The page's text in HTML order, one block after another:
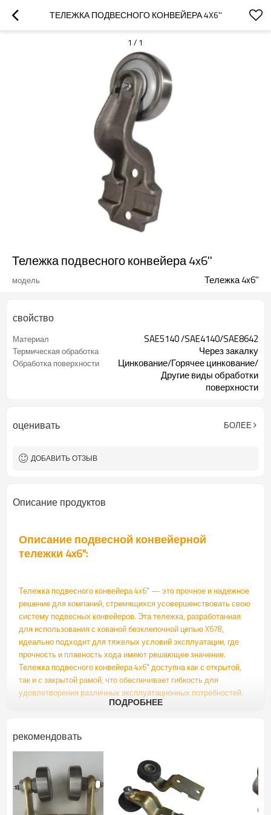
ТЕЛЕЖКА ПОДВЕСНОГО КОНВЕЙЕРА 4X6''
1 / 1
Тележка подвесного конвейера 4x6''
модель Тележка 4x6''
свойство
Материал SAE5140 /SAE4140/SAE8642
Термическая обработка Через закалку
Обработка поверхности
Цинкование/Горячее цинкование/
Другие виды обработки
поверхности
оценивать БОЛЕЕ
ДОБАВИТЬ ОТЗЫВ
Описание продуктов
Описание подвесной конвейерной
тележки 4x6'':
Тележка подвесного конвейера 4x6" — это прочное и надежное
решение для компаний, стремящихся усовершенствовать свою
систему подвесных конвейеров. Эта тележка, разработанная
для использования с кованой безклепочной цепью X678,
идеально подходит для тяжелых условий эксплуатации, где
прочность и плавность хода имеют решающее значение.
Тележка подвесного конвейера 4x6" доступна как с открытой,
так и с закрытой рамой, что обеспечивает гибкость для
удовлетворения различных эксплуатационных потребностей.
интегрируется в существующую систему подвесных тележек,
Независимо от того, перемещаете ли вы тяжелые материалы на
складе, производственном предприятии или в
распределительном центре, эта тележка для двутавровых
балок обеспечит плавную транспортировку по подвесной
ПОДРОБНЕЕ
рекомендовать